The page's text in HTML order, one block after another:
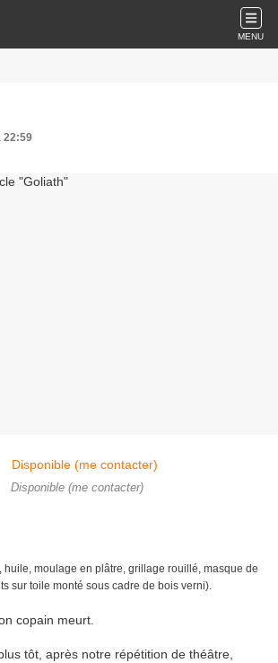
MENU
22:59
Disponible (me contacter)
huile, moulage en plâtre, grillage rouillé, masque de
sur toile monté sous cadre de bois verni).
copain meurt.
tôt, après notre répétition de théâtre,